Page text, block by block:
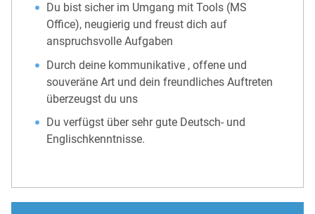
Du bist sicher im Umgang mit Tools (MS
Office), neugierig und freust dich auf
anspruchsvolle Aufgaben
Durch deine kommunikative , offene und
souveräne Art und dein freundliches Auftreten
überzeugst du uns
Du verfügst über sehr gute Deutsch- und
Englischkenntnisse.